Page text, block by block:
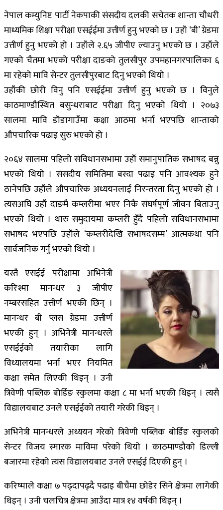
नेपाल कम्युनिष्ट पार्टी नेकपाकी संसदीय दलकी सचेतक शान्ता चौधरी
माध्यमिक शिक्षा परीक्षा एसईईमा उत्तीर्ण हुनु भएको छ । उहाँ ‘बी’ ग्रेडमा
उत्तीर्ण हुनु भएको हो । उहाँले २.६५ जीपीए ल्याउनु भएको छ । उहाँले
गएको चैतमा भएको परीक्षा दाङको तुलसीपुर उपमहानगरपालिका ६
मा रहेको मावि सेन्टर तुलसीपुरबाट दिनु भएको थियो ।
उहाँकी छोरी विनु पनि एसईईमा उत्तीर्ण हुनु भएको छ । विनुले
काठमाण्डौस्थित बसुन्धराबाट परीक्षा दिनु भएको थियो । २०७३
सालमा मावि डाँडागाउँमा कक्षा आठमा भर्ना भएपछि शान्ताको
औपचारिक पढाइ सुरु भएको हो ।
२०६४ सालमा पहिलो संविधानसभामा उहाँ समानुपातिक सभाषद बन्नु
भएको थियो । संसदीय समितिमा बस्दा पढाइ पनि आवश्यक हुने
ठानेपछि उहाँले औपचारिक अध्ययनलाई निरन्तरता दिनु भएको हो ।
त्यसअघि उहाँ दाङमै कम्लरीमा भएर निकै संघर्षपूर्ण जीवन बिताउनु
भएको थियो । थारु समुदायमा कम्लरी हुँदै पहिलो संविधानसभामा
सभाषद भएपछि उहाँले ‘कम्लरीदेखि सभाषदसम्म’ आत्मकथा पनि
सार्वजनिक गर्नु भएको थियो ।
यस्तै एसईई परीक्षामा अभिनेत्री
करिश्मा मानन्धर ३ जीपीए
नम्बरसहित उत्तीर्ण भएकी छिन् ।
मानन्धर बी प्लस ग्रेडमा उत्तीर्ण
भएकी हुन् । अभिनेत्री मानन्धरले
एसईईको तयारीका लागि
विध्यालयमा भर्ना भएर नियमित
कक्षा समेत लिएकी थिइन् । उनी
त्रिवेणी पब्लिक बोर्डिङ स्कुलमा कक्षा ८ मा भर्ना भएकी थिइन् । त्यसै
विद्यालयबाट उनले एसईईको तयारी गरेकी थिइन् ।
अभिनेत्री मानन्धरले अध्ययन गरेको त्रिवेणी पब्लिक बोर्डिङ स्कुलको
सेन्टर विजय स्मारक माविमा परेको थियो । काठमाण्डौको डिल्ली
बजारमा रहेको त्यस विद्यालयबाट उनले एसईई दिएकी हुन् ।
करिष्माले कक्षा ७ पढ्दापढ्दै पढाइ बीचैमा छोडेर सिने क्षेत्रमा लागेकी
थिइन् । उनी चलचित्र क्षेत्रमा आउँदा मात्र १४ वर्षकी थिइन् ।